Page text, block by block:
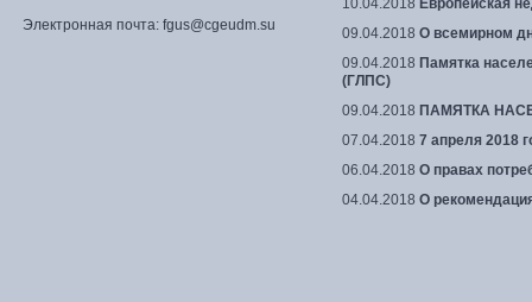
Электронная почта: fgus@cgeudm.su
10.04.2018 Европейская
09.04.2018 О всемирном
09.04.2018 Памятка
(ГЛПС)
09.04.2018 ПАМЯТКА
07.04.2018 7 апреля 2018
06.04.2018 О правах
04.04.2018 О